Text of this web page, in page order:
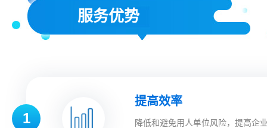
服务优势
1
提高效率
降低和避免用人单位风险，提高企